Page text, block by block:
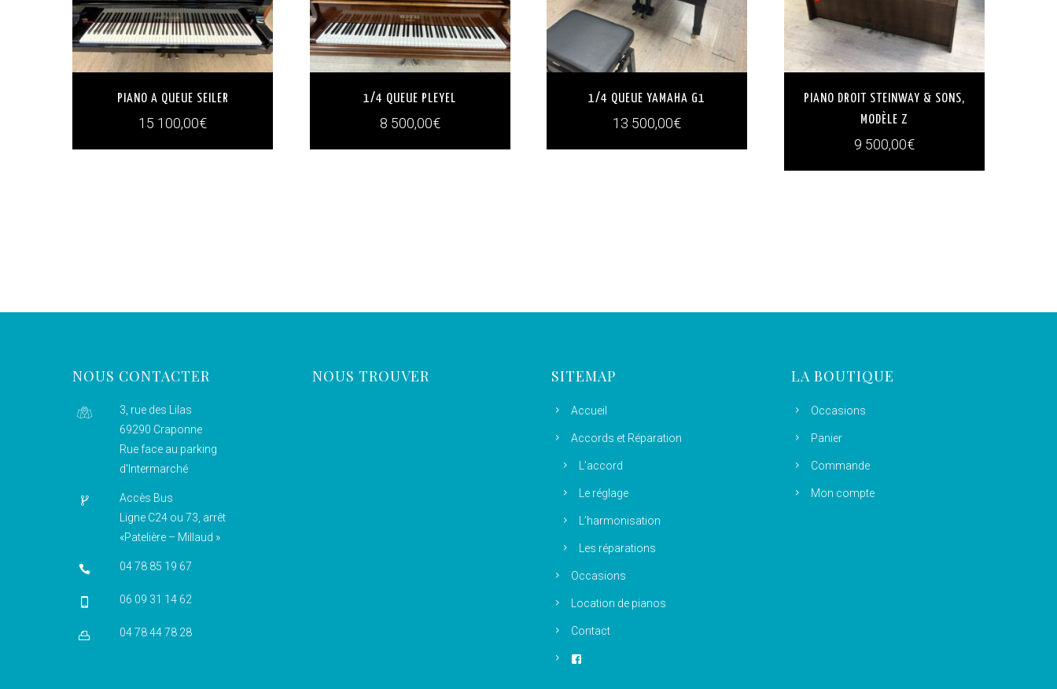
PIANO A QUEUE SEILER
15 100,00€
1/4 QUEUE PLEYEL
8 500,00€
1/4 QUEUE YAMAHA G1
13 500,00€
PIANO DROIT STEINWAY & SONS,
MODÈLE Z
9 500,00€
NOUS CONTACTER
3, rue des Lilas
69290 Craponne
Rue face au parking
d'Intermarché
Accès Bus
Ligne C24 ou 73, arrêt
«Patelière – Millaud »
04 78 85 19 67
06 09 31 14 62
04 78 44 78 28
NOUS TROUVER SITEMAP
Accueil
Accords et Réparation
L’accord
Le réglage
L’harmonisation
Les réparations
Occasions
Location de pianos
Contact
LA BOUTIQUE
Occasions
Panier
Commande
Mon compte